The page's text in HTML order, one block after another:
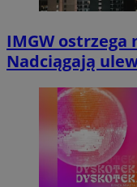
IMGW ostrzega
Nadciągają